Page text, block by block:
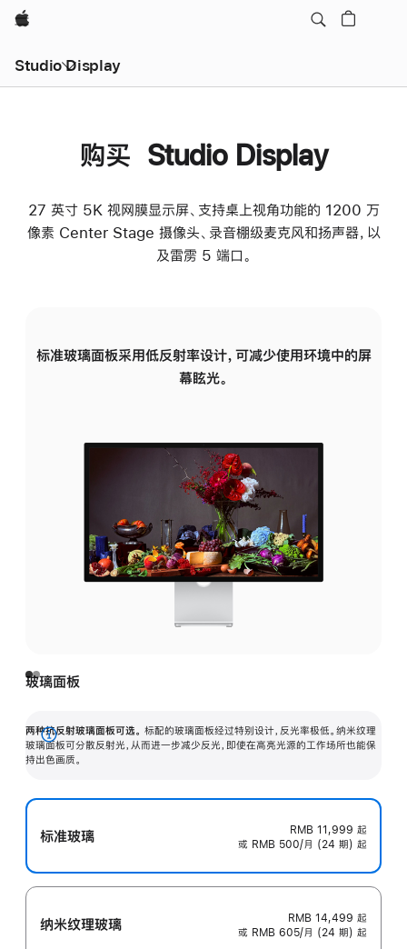
Apple
Studio Display
购买 Studio Display
27 英寸 5K 视网膜显示屏、支持桌上视角功能的 1200 万
像素 Center Stage 摄像头、录音棚级麦克风和扬声器，以
及雷雳 5 端口。
标准玻璃面板采用低反射率设计，可减少使用环境中的屏
幕眩光。
玻璃面板
两种抗反射玻璃面板可选。 标配的玻璃面板经过特别设计，反光率极低。纳米纹理
玻璃面板可分散反射光，从而进一步减少反光，即使在高亮光源的工作场所也能保
持出色画质。
展
开
标准玻璃 RMB 11,999 起
或 RMB 500/月 (24 期) 起
纳米纹理玻璃 RMB 14,499 起
或 RMB 605/月 (24 期) 起